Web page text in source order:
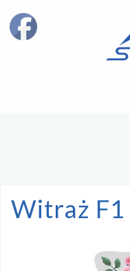
content
Witraż F1